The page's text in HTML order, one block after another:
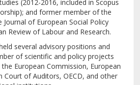
(2012-2016, included in Scopus
and former member of the
of European Social Policy
Review of Labour and Research.
several advisory positions and
of scientific and policy projects
European Commission, European
Court of Auditors, OECD, and other